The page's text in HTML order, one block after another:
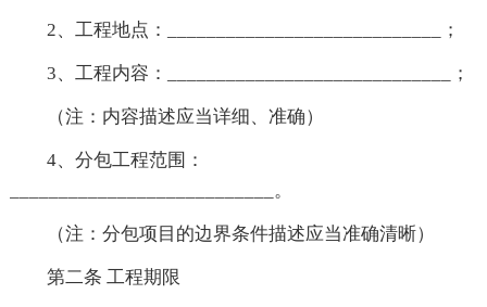
2、工程地点：____________________________；
3、工程内容：_____________________________；
（注：内容描述应当详细、准确）
4、分包工程范围：
___________________________。
（注：分包项目的边界条件描述应当准确清晰）
第二条 工程期限